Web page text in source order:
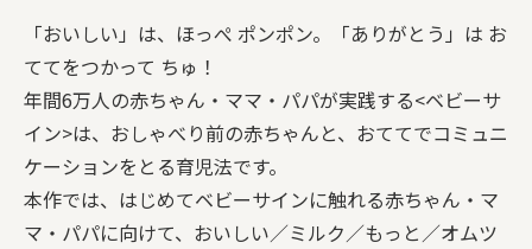
「おいしい」は、ほっぺ ポンポン。「ありがとう」は お
ててをつかって ちゅ！
年間6万人の赤ちゃん・ママ・パパが実践する<ベビーサ
イン>は、おしゃべり前の赤ちゃんと、おててでコミュニ
ケーションをとる育児法です。
本作では、はじめてベビーサインに触れる赤ちゃん・マ
マ・パパに向けて、おいしい／ミルク／もっと／オムツ